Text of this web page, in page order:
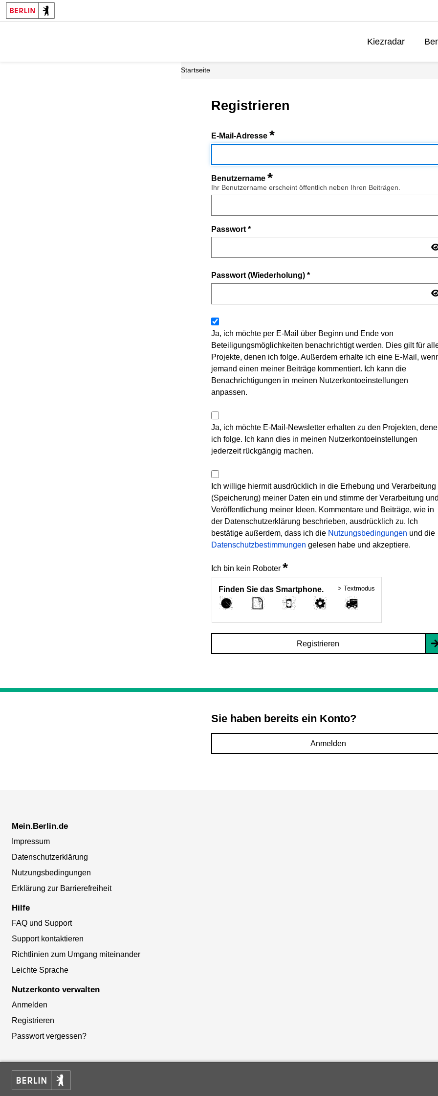
Kiezradar
Startseite
Registrieren
E-Mail-Adresse *
Benutzername *
Ihr Benutzername erscheint öffentlich neben Ihren Beiträgen.
Passwort *
Passwort (Wiederholung) *
Ja, ich möchte per E-Mail über Beginn und Ende von
Beteiligungsmöglichkeiten benachrichtigt werden. Dies gilt für
Projekte, denen ich folge. Außerdem erhalte ich eine E-Mail,
jemand einen meiner Beiträge kommentiert. Ich kann die
Benachrichtigungen in meinen Nutzerkontoeinstellungen
anpassen.
Ja, ich möchte E-Mail-Newsletter erhalten zu den Projekten,
ich folge. Ich kann dies in meinen Nutzerkontoeinstellungen
jederzeit rückgängig machen.
Ich willige hiermit ausdrücklich in die Erhebung und Verarbeitung
(Speicherung) meiner Daten ein und stimme der Verarbeitung und
Veröffentlichung meiner Ideen, Kommentare und Beiträge, wie in
der Datenschutzerklärung beschrieben, ausdrücklich zu. Ich
bestätige außerdem, dass ich die Nutzungsbedingungen und die
Datenschutzbestimmungen gelesen habe und akzeptiere.
Ich bin kein Roboter *
Finden Sie das Smartphone. > Textmodus
Registrieren
Sie haben bereits ein Konto?
Anmelden
Mein.Berlin.de
Impressum
Datenschutzerklärung
Nutzungsbedingungen
Erklärung zur Barrierefreiheit
Hilfe
FAQ und Support
Support kontaktieren
Richtlinien zum Umgang miteinander
Leichte Sprache
Nutzerkonto verwalten
Anmelden
Registrieren
Passwort vergessen?